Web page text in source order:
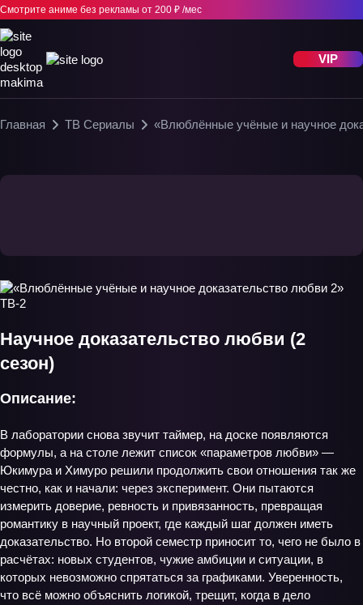
Смотрите аниме без рекламы от 200 ₽ /мес
VIP
Главная ТВ Сериалы «Влюблённые учёные и научное
Научное доказательство любви (2
сезон)
Описание:
В лаборатории снова звучит таймер, на доске появляются
формулы, а на столе лежит список «параметров любви» —
Юкимура и Химуро решили продолжить свои отношения так же
честно, как и начали: через эксперимент. Они пытаются
измерить доверие, ревность и привязанность, превращая
романтику в научный проект, где каждый шаг должен иметь
доказательство. Но второй семестр приносит то, чего не было в
расчётах: новых студентов, чужие амбиции и ситуации, в
которых невозможно спрятаться за графиками. Уверенность,
что всё можно объяснить логикой, трещит, когда в дело